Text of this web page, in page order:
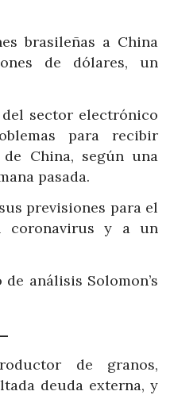
brasileñas a China
de dólares, un
del sector electrónico
para recibir
China, según una
pasada.
previsiones para el
coronavirus y a un
análisis Solomon’s
de granos,
deuda externa, y